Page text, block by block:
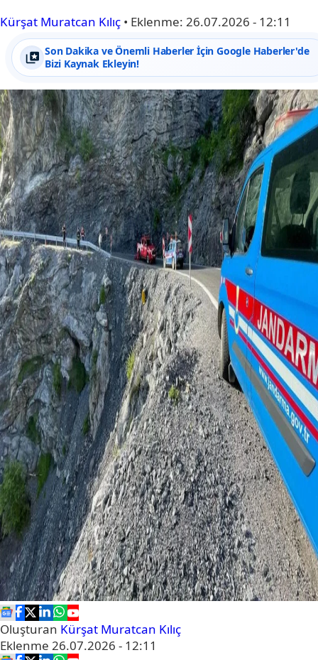
Kürşat Muratcan Kılıç • Eklenme: 26.07.2026 - 12:11
Son Dakika ve Önemli Haberler İçin Google Haberler'de
Bizi Kaynak Ekleyin!
Oluşturan Kürşat Muratcan Kılıç
Eklenme 26.07.2026 - 12:11